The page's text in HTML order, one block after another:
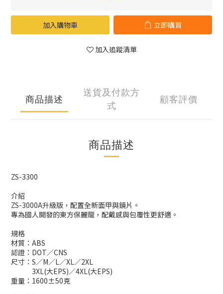
加入購物車 立即購買
加入追蹤清單
商品描述
送貨及付款方
式
顧客評價
商品描述
ZS-3300
介紹
ZS-3000A升級版，配置全新面甲與鏡片。
專為國人開發的東方保麗龍，配戴感與包覆性更舒適。
規格
材質：ABS
認證：DOT／CNS
尺寸：S／M／L／XL／2XL
3XL(大EPS)／4XL(大EPS)
重量：1600±50克